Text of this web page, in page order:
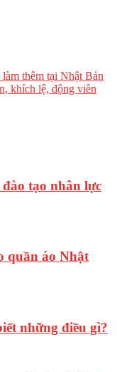
thêm tại Nhật Bản
khích lệ, động viên
tạo nhân lực
quần áo Nhật
những điều gì?